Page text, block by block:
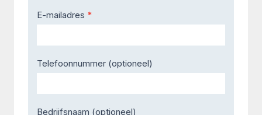
E-mailadres *
Telefoonnummer (optioneel)
Bedrijfsnaam (optioneel)